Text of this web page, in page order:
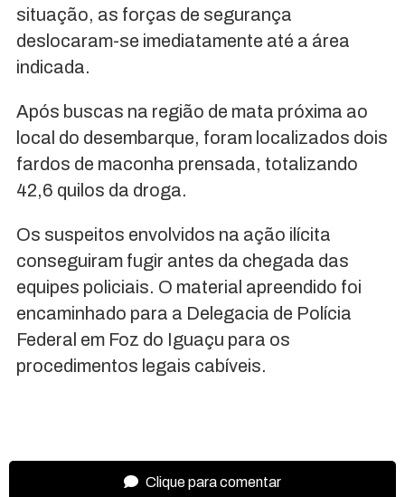
situação, as forças de segurança
deslocaram-se imediatamente até a área
indicada.
Após buscas na região de mata próxima ao
local do desembarque, foram localizados dois
fardos de maconha prensada, totalizando
42,6 quilos da droga.
Os suspeitos envolvidos na ação ilícita
conseguiram fugir antes da chegada das
equipes policiais. O material apreendido foi
encaminhado para a Delegacia de Polícia
Federal em Foz do Iguaçu para os
procedimentos legais cabíveis.
Clique para comentar